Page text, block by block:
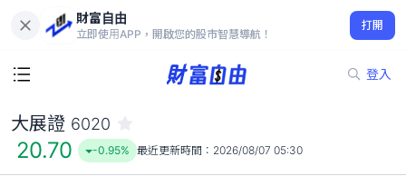
財富自由
立即使用APP，開啟您的股市智慧導航！
打開
登入
20.70
-0.95%
大展證 6020
20.70 -0.95% 最近更新時間： 2026/08/07 05:30